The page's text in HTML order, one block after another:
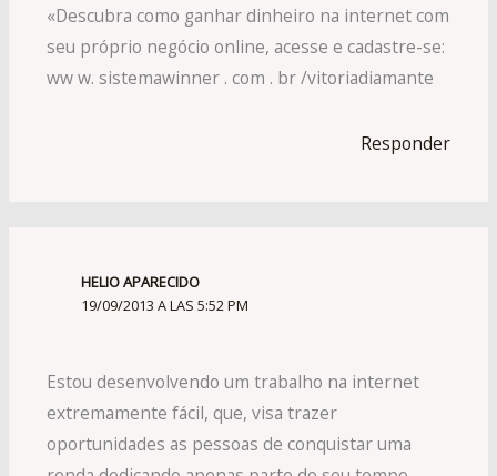
«Descubra como ganhar dinheiro na internet com
seu próprio negócio online, acesse e cadastre-se:
ww w. sistemawinner . com . br /vitoriadiamante
Responder
HELIO APARECIDO
19/09/2013 A LAS 5:52 PM
Estou desenvolvendo um trabalho na internet
extremamente fácil, que, visa trazer
oportunidades as pessoas de conquistar uma